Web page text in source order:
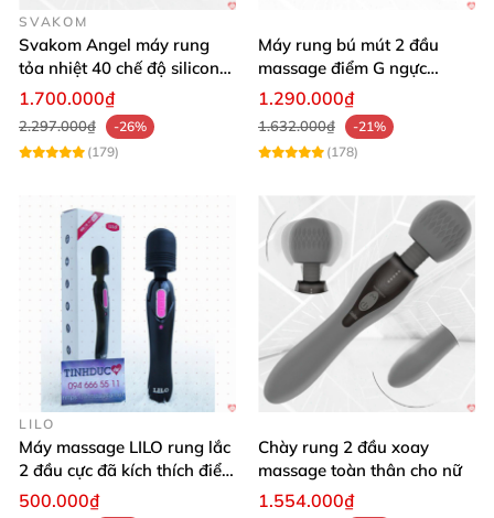
SVAKOM
Svakom Angel máy rung
tỏa nhiệt 40 chế độ silicon
mềm mịn
1.700.000₫
2.297.000₫
-26%
(179)
Máy rung bú mút 2 đầu
massage điểm G ngực
silicon y tế mềm mại
1.290.000₫
1.632.000₫
-21%
(178)
LILO
Máy massage LILO rung lắc
2 đầu cực đã kích thích điểm
G âm đạo
500.000₫
Chày rung 2 đầu xoay
massage toàn thân cho nữ
1.554.000₫